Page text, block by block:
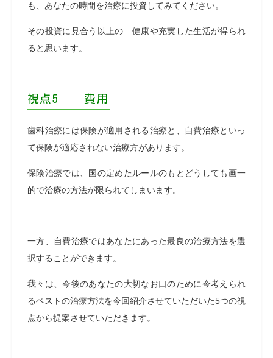
も、あなたの時間を治療に投資してみてください。
その投資に見合う以上の 健康や充実した生活が得られ
ると思います。
視点5 費用
歯科治療には保険が適用される治療と、自費治療といっ
て保険が適応されない治療方があります。
保険治療では、国の定めたルールのもとどうしても画一
的で治療の方法が限られてしまいます。
一方、自費治療ではあなたにあった最良の治療方法を選
択することができます。
我々は、今後のあなたの大切なお口のために今考えられ
るベストの治療方法を今回紹介させていただいた5つの視
点から提案させていただきます。